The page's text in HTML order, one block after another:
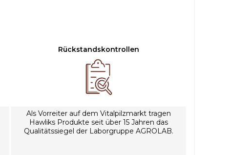
Rückstandskontrollen
Als Vorreiter auf dem Vitalpilzmarkt tragen
Hawliks Produkte seit über 15 Jahren das
Qualitätssiegel der Laborgruppe AGROLAB.